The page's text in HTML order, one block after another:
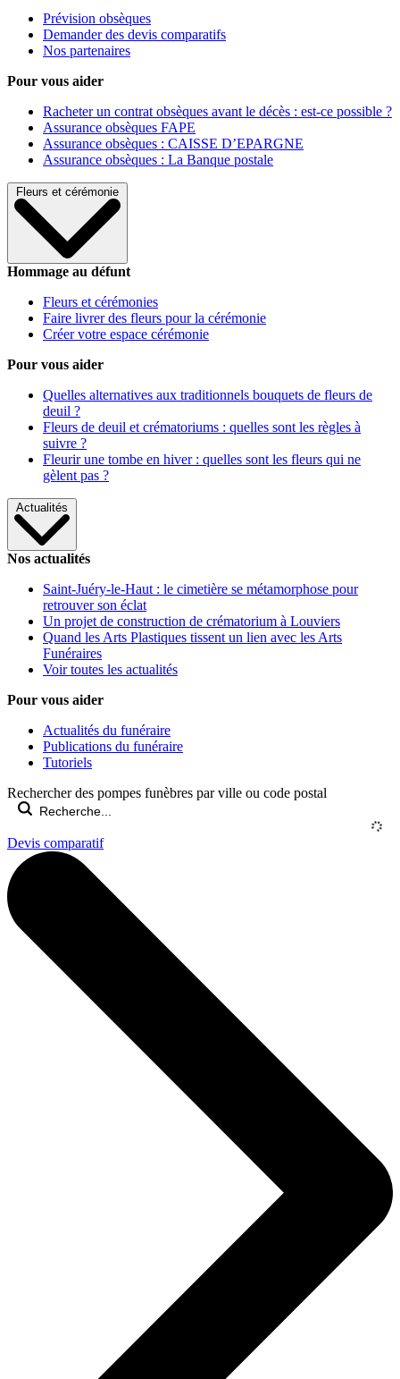
Prévision obsèques
Demander des devis comparatifs
Nos partenaires
Pour vous aider
Racheter un contrat obsèques avant le décès : est-ce possible ?
Assurance obsèques FAPE
Assurance obsèques : CAISSE D’EPARGNE
Assurance obsèques : La Banque postale
Fleurs et cérémonie
Hommage au défunt
Fleurs et cérémonies
Faire livrer des fleurs pour la cérémonie
Créer votre espace cérémonie
Pour vous aider
Quelles alternatives aux traditionnels bouquets de fleurs de
deuil ?
Fleurs de deuil et crématoriums : quelles sont les règles à
suivre ?
Fleurir une tombe en hiver : quelles sont les fleurs qui ne
gèlent pas ?
Actualités
Nos actualités
Saint-Juéry-le-Haut : le cimetière se métamorphose pour
retrouver son éclat
Un projet de construction de crématorium à Louviers
Quand les Arts Plastiques tissent un lien avec les Arts
Funéraires
Voir toutes les actualités
Pour vous aider
Actualités du funéraire
Publications du funéraire
Tutoriels
Rechercher des pompes funèbres par ville ou code postal
Devis comparatif